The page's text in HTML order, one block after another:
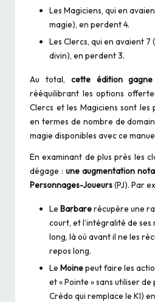
Les Magiciens, qui en
magie), en perdent 4.
Les Clercs, qui en avaient 7
divin), en perdent 3.
Au total, cette édition gagne
rééquilibrant les options
Clercs et les Magiciens sont les
en termes de nombre de
magie disponibles avec ce
En examinant de plus près les
dégage : une augmentation
Personnages-Joueurs(PJ). Par
Le Barbarerécupère une
court, et l’intégralité de ses
long, là où avant il ne les
repos long.
Le Moinepeut faire les
et « Pointe » sans utiliser
Crédo qui remplace le KI)